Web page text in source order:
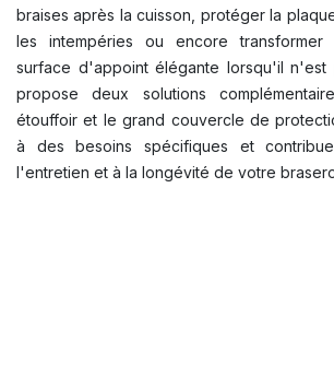
braises après la cuisson, protéger la
les intempéries ou encore
surface d'appoint élégante lorsqu'il n'est
propose deux solutions
étouffoir et le grand couvercle de
à des besoins spécifiques et
l'entretien et à la longévité de votre